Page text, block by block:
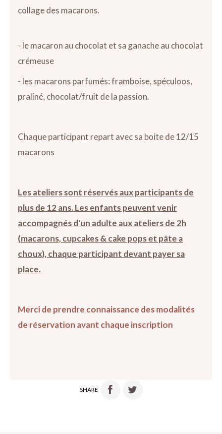
collage des macarons.
- le macaron au chocolat et sa ganache au chocolat
crémeuse
- les macarons parfumés: framboise, spéculoos,
praliné, chocolat/fruit de la passion.
Chaque participant repart avec sa boite de 12/15
macarons
Les ateliers sont réservés aux participants de
plus de 12 ans. Les enfants peuvent venir
accompagnés d'un adulte aux ateliers de 2h
(macarons, cupcakes & cake pops et pâte a
choux), chaque participant devant payer sa
place.
Merci de prendre connaissance des modalités
de réservation avant chaque inscription
SHARE